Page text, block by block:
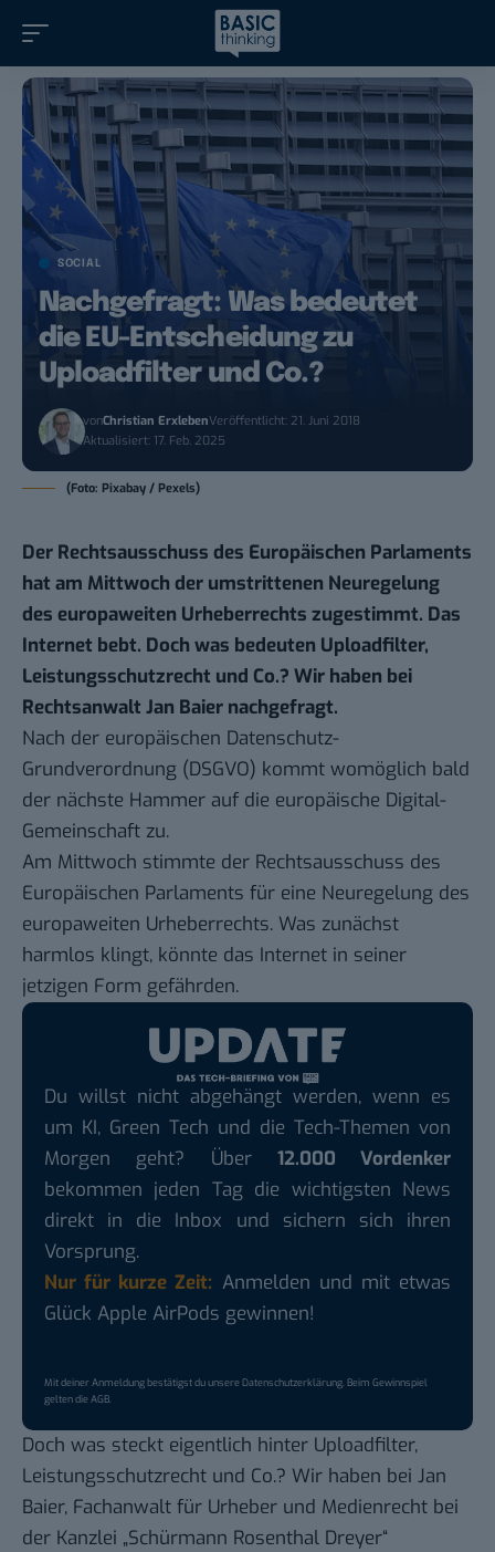
SOCIAL
Nachgefragt: Was bedeutet
die EU-Entscheidung zu
Uploadfilter und Co.?
vonChristian ErxlebenVeröffentlicht: 21. Juni 2018
Aktualisiert: 17. Feb. 2025
(Foto: Pixabay / Pexels)
Der Rechtsausschuss des Europäischen Parlaments
hat am Mittwoch der umstrittenen Neuregelung
des europaweiten Urheberrechts zugestimmt. Das
Internet bebt. Doch was bedeuten Uploadfilter,
Leistungsschutzrecht und Co.? Wir haben bei
Rechtsanwalt Jan Baier nachgefragt.
Nach der europäischen Datenschutz-
Grundverordnung (DSGVO) kommt womöglich bald
der nächste Hammer auf die europäische Digital-
Gemeinschaft zu.
Am Mittwoch stimmte der Rechtsausschuss des
Europäischen Parlaments für eine Neuregelung des
europaweiten Urheberrechts. Was zunächst
harmlos klingt, könnte das Internet in seiner
jetzigen Form gefährden.
Du willst nicht abgehängt werden, wenn es
um KI, Green Tech und die Tech-Themen von
Morgen geht? Über 12.000 Vordenker
bekommen jeden Tag die wichtigsten News
direkt in die Inbox und sichern sich ihren
Vorsprung.
Nur für kurze Zeit: Anmelden und mit etwas
Glück Apple AirPods gewinnen!
Mit deiner Anmeldung bestätigst du unsereDatenschutzerklärung. Beim Gewinnspiel
gelten dieAGB.
Doch was steckt eigentlich hinter Uploadfilter,
Leistungsschutzrecht und Co.? Wir haben bei Jan
Baier, Fachanwalt für Urheber und Medienrecht bei
der Kanzlei „Schürmann Rosenthal Dreyer“